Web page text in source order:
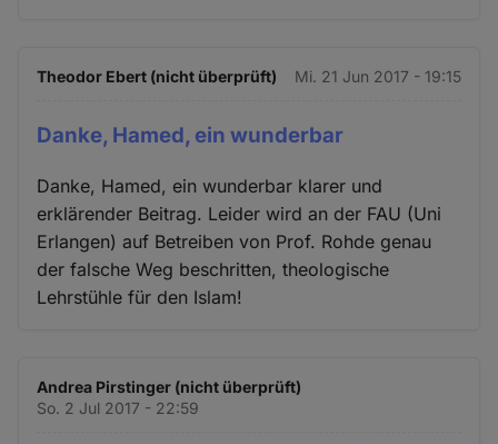
Theodor Ebert (nicht überprüft) Mi. 21 Jun 2017 - 19:15
Danke, Hamed, ein wunderbar
Danke, Hamed, ein wunderbar klarer und
erklärender Beitrag. Leider wird an der FAU (Uni
Erlangen) auf Betreiben von Prof. Rohde genau
der falsche Weg beschritten, theologische
Lehrstühle für den Islam!
Andrea Pirstinger (nicht überprüft)
So. 2 Jul 2017 - 22:59